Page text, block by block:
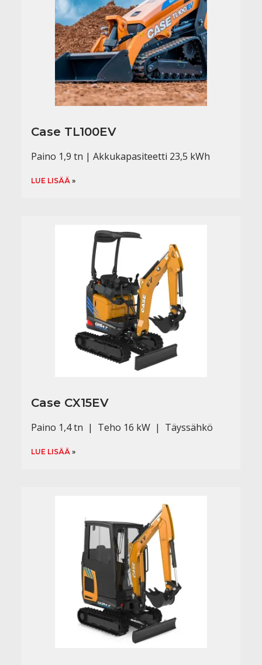
Case TL100EV
Paino 1,9 tn | Akkukapasiteetti 23,5 kWh
LUE LISÄÄ
Case CX15EV
Paino 1,4 tn | Teho 16 kW | Täyssähkö
LUE LISÄÄ